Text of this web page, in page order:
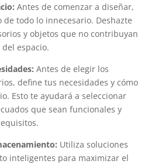
Antes de comenzar a diseñar,
de todo lo innecesario. Deshazte
y objetos que no contribuyan
espacio.
Antes de elegir los
define tus necesidades y cómo
Esto te ayudará a seleccionar
que sean funcionales y
Utiliza soluciones
inteligentes para maximizar el